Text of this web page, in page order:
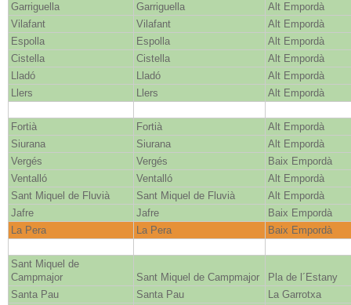
Garriguella
Garriguella
Alt Empordà
Vilafant
Vilafant
Alt Empordà
Espolla
Espolla
Alt Empordà
Cistella
Cistella
Alt Empordà
Lladó
Lladó
Alt Empordà
Llers
Llers Alt Empordà
Fortià Fortià
Alt Empordà
Siurana
Siurana
Alt Empordà
Vergés
Vergés
Baix Empordà
Ventalló
Ventalló
Alt Empordà
Sant Miquel de Fluvià
Sant Miquel de Fluvià
Alt Empordà
Jafre
Jafre
Baix Empordà
La Pera
La Pera Baix Empordà
Sant Miquel de
Campmajor
Sant Miquel de Campmajor
Pla de l´Estany
Santa Pau
Santa Pau
La Garrotxa